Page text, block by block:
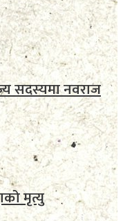
सदस्यमा नवराज
मृत्यु